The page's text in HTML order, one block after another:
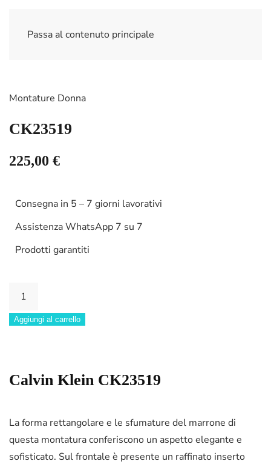
Passa al contenuto principale
Montature Donna
CK23519
225,00 €
Consegna in 5 – 7 giorni lavorativi
Assistenza WhatsApp 7 su 7
Prodotti garantiti
CK23519
Aggiungi al carrello
Calvin Klein CK23519
La forma rettangolare e le sfumature del marrone di
questa montatura conferiscono un aspetto elegante e
sofisticato. Sul frontale è presente un raffinato inserto